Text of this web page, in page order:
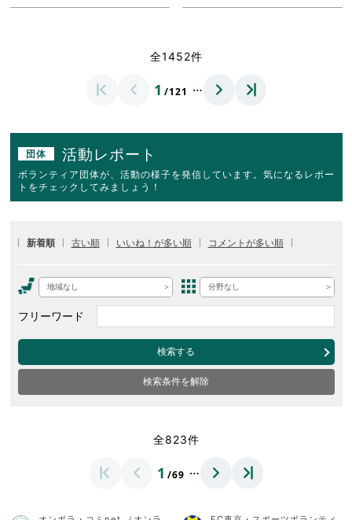
全1452件
1 /121 …
団体 活動レポート
ボランティア団体が、活動の様子を発信しています。気になるレポー
トをチェックしてみましょう！
新着順 古い順 いいね！が多い順 コメントが多い順
地域なし 分野なし
フリーワード
検索する
検索条件を解除
全823件
1 /69 …